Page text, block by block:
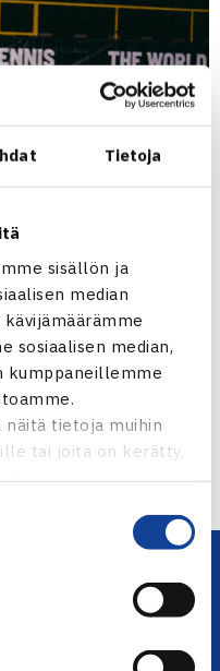
Tietoja
sisällön ja
median
sosiaalisen median,
kumppaneillemme
näitä tietoja muihin
tai joita on kerätty,